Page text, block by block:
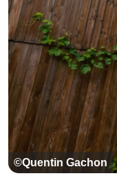
©Quentin Gachon